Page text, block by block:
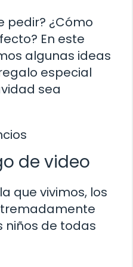
pedir? ¿Cómo
En este
algunas ideas
especial
sea
de video
que vivimos, los
niños de todas